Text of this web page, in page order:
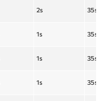
2s 35s
1s 35s
1s 35s
1s 35s